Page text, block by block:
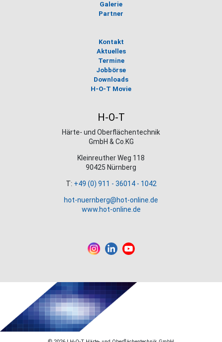
Galerie
Partner
Kontakt
Aktuelles
Termine
Jobbörse
Downloads
H-O-T Movie
H-O-T
Härte- und Oberflächentechnik
GmbH & Co.KG
Kleinreuther Weg 118
90425 Nürnberg
T: +49 (0) 911 - 36014 - 1042
hot-nuernberg@hot-online.de
www.hot-online.de